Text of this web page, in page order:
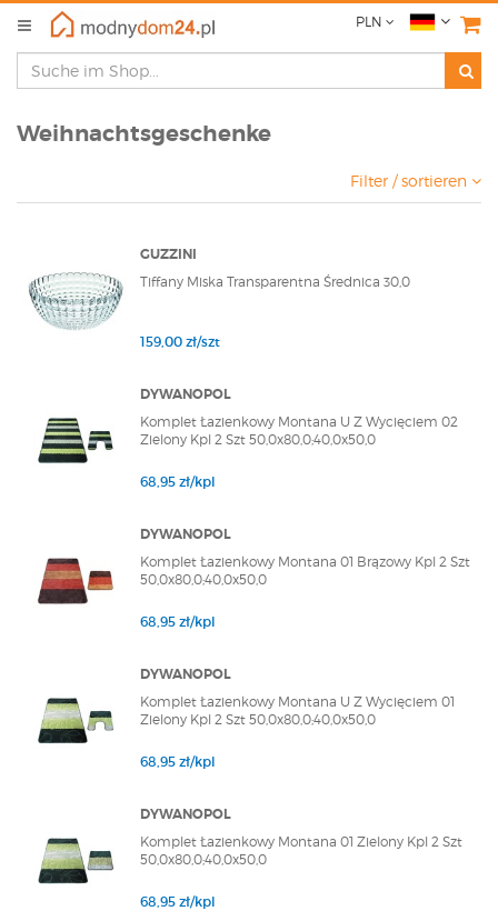
PLN
Weihnachtsgeschenke
Filter / sortieren
GUZZINI
Tiffany Miska Transparentna Średnica 30,0
159,00 zł/szt
DYWANOPOL
Komplet Łazienkowy Montana U Z Wycięciem 02
Zielony Kpl 2 Szt 50,0x80,0;40,0x50,0
68,95 zł/kpl
DYWANOPOL
Komplet Łazienkowy Montana 01 Brązowy Kpl 2 Szt
50,0x80,0;40,0x50,0
68,95 zł/kpl
DYWANOPOL
Komplet Łazienkowy Montana U Z Wycięciem 01
Zielony Kpl 2 Szt 50,0x80,0;40,0x50,0
68,95 zł/kpl
DYWANOPOL
Komplet Łazienkowy Montana 01 Zielony Kpl 2 Szt
50,0x80,0;40,0x50,0
68,95 zł/kpl